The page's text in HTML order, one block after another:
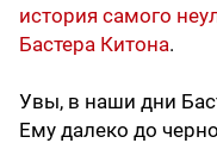
история самого
Бастера Китона.
Увы, в наши дни
Ему далеко до